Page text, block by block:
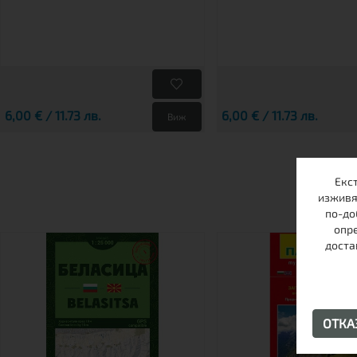
6,00 € / 11.73 лв. Виж 6,00 € / 11.73 лв.
по-